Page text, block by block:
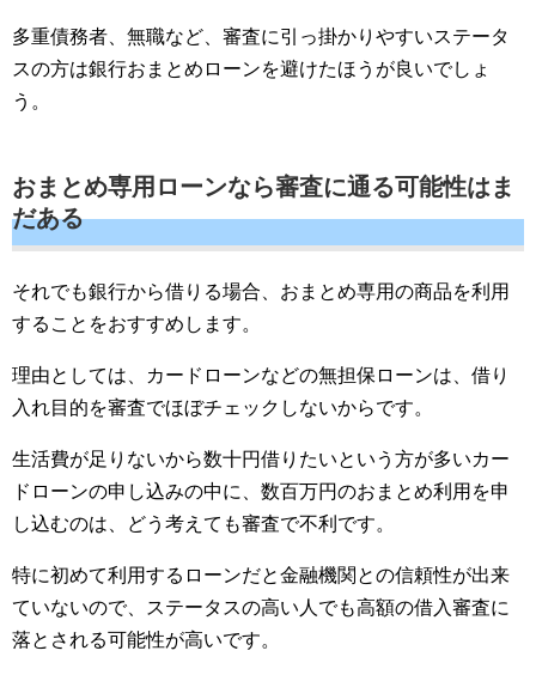
多重債務者、無職など、審査に引っ掛かりやすいステータ
スの方は銀行おまとめローンを避けたほうが良いでしょ
う。
おまとめ専用ローンなら審査に通る可能性はま
だある
それでも銀行から借りる場合、おまとめ専用の商品を利用
することをおすすめします。
理由としては、カードローンなどの無担保ローンは、借り
入れ目的を審査でほぼチェックしないからです。
生活費が足りないから数十円借りたいという方が多いカー
ドローンの申し込みの中に、数百万円のおまとめ利用を申
し込むのは、どう考えても審査で不利です。
特に初めて利用するローンだと金融機関との信頼性が出来
ていないので、ステータスの高い人でも高額の借入審査に
落とされる可能性が高いです。